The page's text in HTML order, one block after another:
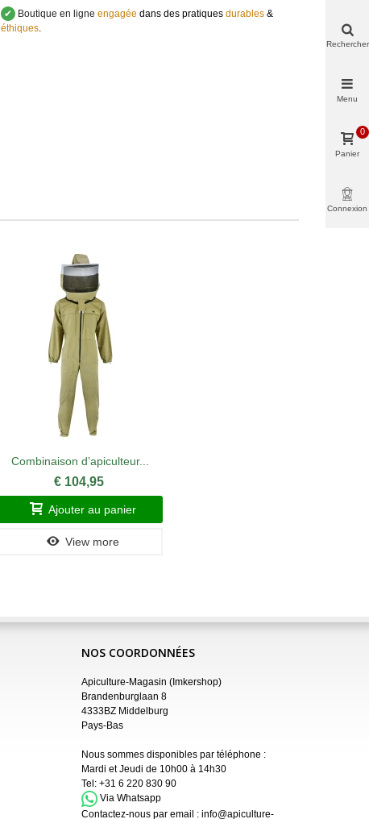
✔ Boutique en ligne engagée dans des pratiques durables&
éthiques.
Combinaison d’apiculteur...
€ 104,95
Ajouter au panier
View more
NOS COORDONNÉES
Apiculture-Magasin (Imkershop)
Brandenburglaan 8
4333BZ Middelburg
Pays-Bas
Nous sommes disponibles par téléphone :
Mardi et Jeudi de 10h00 à 14h30
Tel: +31 6 220 830 90
Via Whatsapp
Contactez-nous par email : info@apiculture-
Rechercher
Menu
Panier
0
Connexion